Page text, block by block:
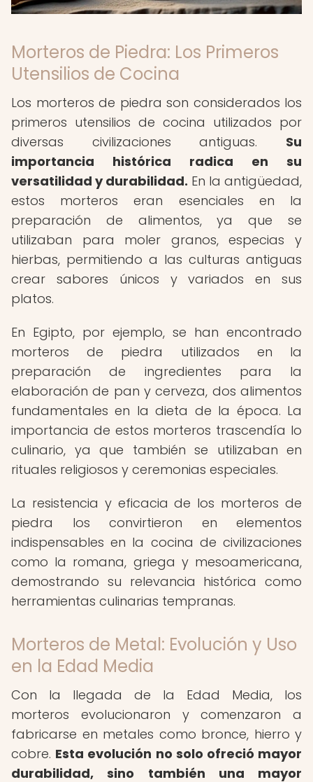
Morteros de Piedra: Los Primeros
Utensilios de Cocina
Los morteros de piedra son considerados los
primeros utensilios de cocina utilizados por
diversas civilizaciones antiguas. Su
importancia histórica radica en su
versatilidad y durabilidad. En la antigüedad,
estos morteros eran esenciales en la
preparación de alimentos, ya que se
utilizaban para moler granos, especias y
hierbas, permitiendo a las culturas antiguas
crear sabores únicos y variados en sus
platos.
En Egipto, por ejemplo, se han encontrado
morteros de piedra utilizados en la
preparación de ingredientes para la
elaboración de pan y cerveza, dos alimentos
fundamentales en la dieta de la época. La
importancia de estos morteros trascendía lo
culinario, ya que también se utilizaban en
rituales religiosos y ceremonias especiales.
La resistencia y eficacia de los morteros de
piedra los convirtieron en elementos
indispensables en la cocina de civilizaciones
como la romana, griega y mesoamericana,
demostrando su relevancia histórica como
herramientas culinarias tempranas.
Morteros de Metal: Evolución y Uso
en la Edad Media
Con la llegada de la Edad Media, los
morteros evolucionaron y comenzaron a
fabricarse en metales como bronce, hierro y
cobre. Esta evolución no solo ofreció mayor
durabilidad, sino también una mayor